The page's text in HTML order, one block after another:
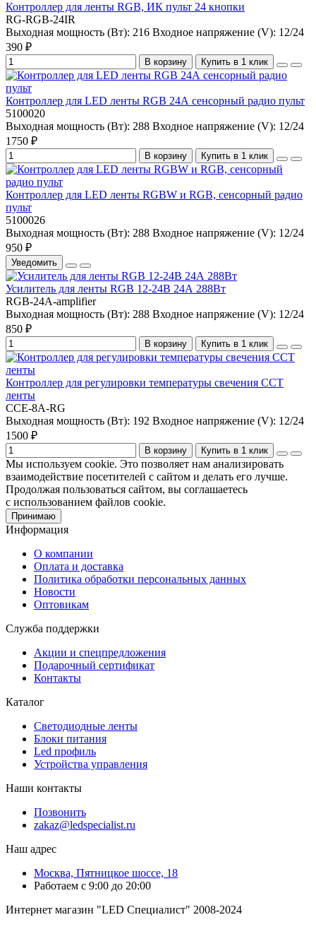
Контроллер для ленты RGB, ИК пульт 24 кнопки
RG-RGB-24IR
Выходная мощность (Вт): 216 Входное напряжение (V): 12/24
390 ₽
В корзину Купить в 1 клик
Контроллер для LED ленты RGB 24А сенсорный радио пульт
5100020
Выходная мощность (Вт): 288 Входное напряжение (V): 12/24
1750 ₽
В корзину Купить в 1 клик
Контроллер для LED ленты RGBW и RGB, сенсорный радио
пульт
5100026
Выходная мощность (Вт): 288 Входное напряжение (V): 12/24
950 ₽
Уведомить
Усилитель для ленты RGB 12-24В 24А 288Вт
RGB-24A-amplifier
Выходная мощность (Вт): 288 Входное напряжение (V): 12/24
850 ₽
В корзину Купить в 1 клик
Контроллер для регулировки температуры свечения CCT
ленты
ССЕ-8A-RG
Выходная мощность (Вт): 192 Входное напряжение (V): 12/24
1500 ₽
В корзину Купить в 1 клик
Мы используем cookie. Это позволяет нам анализировать
взаимодействие посетителей с сайтом и делать его лучше.
Продолжая пользоваться сайтом, вы соглашаетесь
с использованием файлов cookie.
Принимаю
Информация
О компании
Оплата и доставка
Политика обработки персональных данных
Новости
Оптовикам
Служба поддержки
Акции и спецпредложения
Подарочный сертификат
Контакты
Каталог
Светодиодные ленты
Блоки питания
Led профиль
Устройства управления
Наши контакты
Позвонить
zakaz@ledspecialist.ru
Наш адрес
Москва, Пятницкое шоссе, 18
Работаем с 9:00 до 20:00
Интернет магазин "LED Специалист" 2008-2024